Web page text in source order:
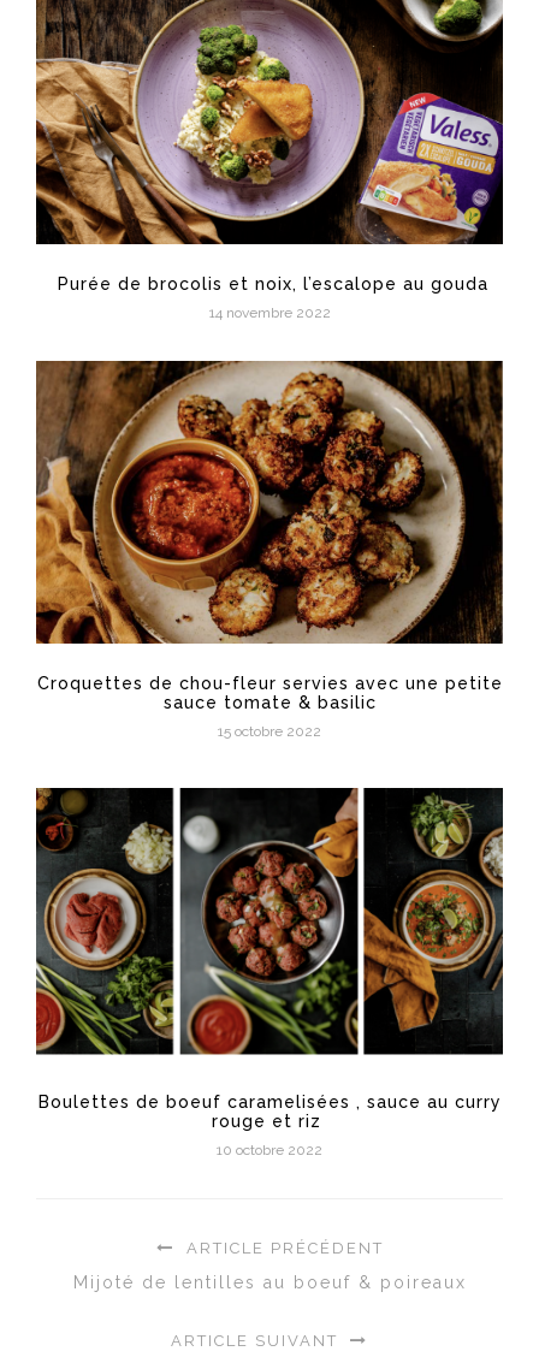
Purée de brocolis et noix, l’escalope au gouda
14 novembre 2022
Croquettes de chou-fleur servies avec une petite
sauce tomate & basilic
15 octobre 2022
Boulettes de boeuf caramelisées , sauce au curry
rouge et riz
10 octobre 2022
ARTICLE PRÉCÉDENT
Mijoté de lentilles au boeuf & poireaux
ARTICLE SUIVANT